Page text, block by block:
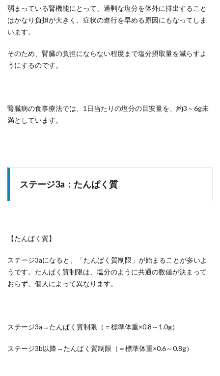
弱まっている腎機能にとって、過剰な塩分を体外に排出すること
はかなり負担が大きく、症状の進行を早める原因にもなってしま
います。
そのため、腎臓の負担にならない程度まで塩分摂取量を減らすよ
うにするのです。
腎臓病の食事療法では、1日当たりの塩分の目安量を、約3～6g未
満としています。
ステージ3a：たんぱく質
【たんぱく質】
ステージ3aになると、「たんぱく質制限」が始まることが多いよ
うです。たんぱく質制限は、塩分のように共通の数値が決まって
おらず、個人によって異なります。
ステージ3a→たんぱく質制限（＝標準体重×0.8～1.0g）
ステージ3b以降→たんぱく質制限（＝標準体重×0.6～0.8g）